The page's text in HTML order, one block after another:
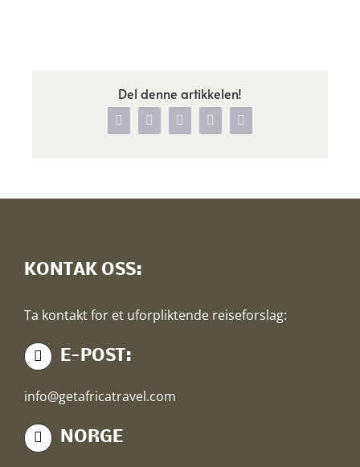
Del denne artikkelen!
Facebook
X WhatsAppPinterestVk
KONTAK OSS:
Ta kontakt for et uforpliktende reiseforslag:
E-POST:
info@getafricatravel.com
NORGE